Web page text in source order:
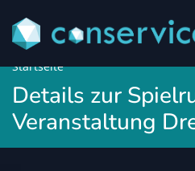
Startseite
Details zur
Veranstaltung